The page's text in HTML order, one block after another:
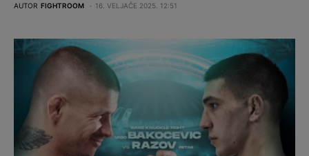
AUTOR FIGHTROOM 16. VELJAČE 2025. 12:51